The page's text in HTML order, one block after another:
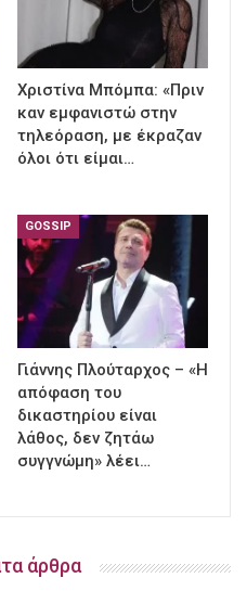
Χριστίνα Μπόμπα: «Πριν
καν εμφανιστώ στην
τηλεόραση, με έκραζαν
όλοι ότι είμαι…
GOSSIP
Γιάννης Πλούταρχος – «Η
απόφαση του
δικαστηρίου είναι
λάθος, δεν ζητάω
συγγνώμη» λέει…
άρθρα